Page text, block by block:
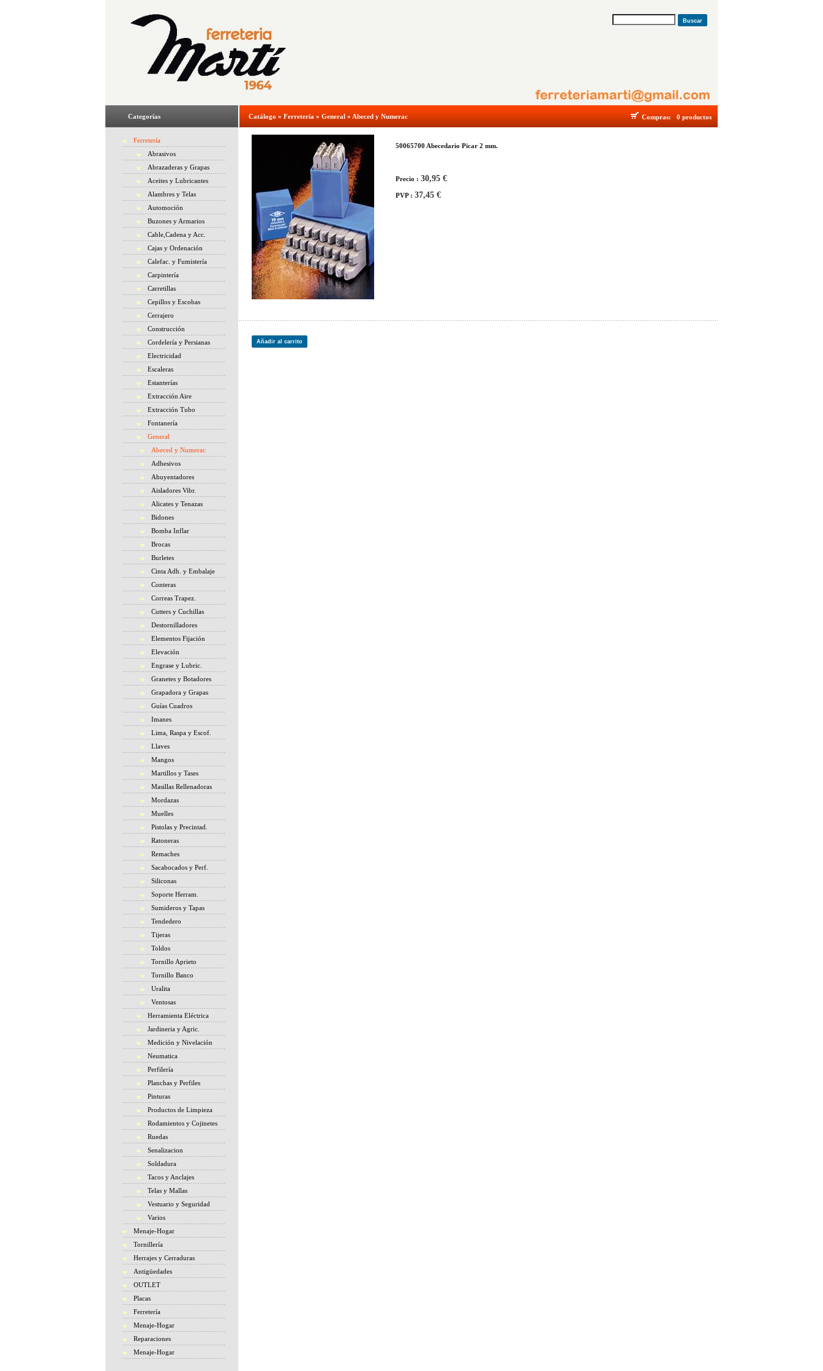
Buscar
Categorías
Ferretería
Abrasivos
Abrazaderas y Grapas
Aceites y Lubricantes
Alambres y Telas
Automoción
Buzones y Armarios
Cable,Cadena y Acc.
Cajas y Ordenación
Calefac. y Fumistería
Carpintería
Carretillas
Cepillos y Escobas
Cerrajero
Construcción
Cordelería y Persianas
Electricidad
Escaleras
Estanterías
Extracción Aire
Extracción Tubo
Fontanería
General
Abeced y Numerac
Adhesivos
Ahuyentadores
Aisladores Vibr.
Alicates y Tenazas
Bidones
Bomba Inflar
Brocas
Burletes
Cinta Adh. y Embalaje
Conteras
Correas Trapez.
Cutters y Cuchillas
Destornilladores
Elementos Fijación
Elevación
Engrase y Lubric.
Granetes y Botadores
Grapadora y Grapas
Guías Cuadros
Imanes
Lima, Raspa y Escof.
Llaves
Mangos
Martillos y Tases
Masillas Rellenadoras
Mordazas
Muelles
Pistolas y Precintad.
Ratoneras
Remaches
Sacabocados y Perf.
Siliconas
Soporte Herram.
Sumideros y Tapas
Tendedero
Tijeras
Toldos
Tornillo Aprieto
Tornillo Banco
Uralita
Ventosas
Herramienta Eléctrica
Jardineria y Agric.
Medición y Nivelación
Neumatica
Perfilería
Planchas y Perfiles
Pinturas
Productos de Limpieza
Rodamientos y Cojinetes
Ruedas
Senalizacion
Soldadura
Tacos y Anclajes
Telas y Mallas
Vestuario y Seguridad
Varios
Menaje-Hogar
Tornillería
Herrajes y Cerraduras
Antigüedades
OUTLET
Placas
Ferretería
Menaje-Hogar
Reparaciones
Menaje-Hogar
Catálogo » Ferretería » General » Abeced y Numerac Compras: 0 productos
50065700 Abecedario Picar 2 mm.
Precio : 30,95 €
PVP : 37,45 €
Añadir al carrito